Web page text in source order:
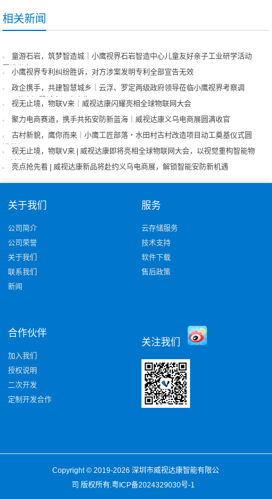
相关新闻
童游石岩，筑梦智造城｜小鹰视界石岩智造中心儿童友好亲子工业研学活动
圆满举办
小鹰视界专利纠纷胜诉，对方涉案发明专利全部宣告无效
政企携手，共建智慧城乡｜云浮、罗定两级政府领导莅临小鹰视界考察调
研，共商智慧城市深度合作
视无止境，物联V来｜威视达康闪耀亮相全球物联网大会
聚力电商赛道，携手共拓安防新蓝海｜威视达康义乌电商展圆满收官
古村新貌，鹰你而来｜小鹰工匠部落・水田村古村改造项目动工奠基仪式圆
满举行
视无止境，物联V来 | 威视达康即将亮相全球物联网大会，以视觉重构智能物
联新生态！
亮点抢先看 | 威视达康新品将赴约义乌电商展，解锁智能安防新机遇
关于我们
公司简介
公司荣誉
关于我们
联系我们
新闻
服务
云存储服务
技术支持
软件下载
售后政策
合作伙伴
加入我们
授权说明
二次开发
定制开发合作
关注我们
Copyright © 2019-2026深圳市威视达康智能有限公
司 版权所有.粤ICP备2024329030号-1